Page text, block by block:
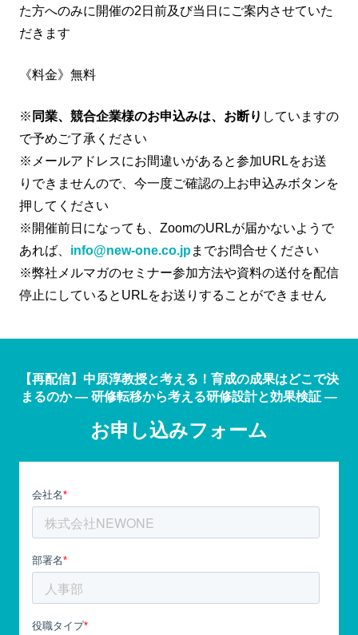
た方へのみに開催の2日前及び当日にご案内させていた
だきます
《料金》無料
※ 同業、競合企業様のお申込みは、お断り していますの
で予めご了承ください
※メールアドレスにお間違いがあると参加URLをお送
りできませんので、今一度ご確認の上お申込みボタンを
押してください
※開催前日になっても、ZoomのURLが届かないようで
あれば、 info@new-one.co.jpまでお問合せください
※弊社メルマガのセミナー参加方法や資料の送付を配信
停止にしているとURLをお送りすることができません
【再配信】中原淳教授と考える！育成の成果はどこで決
まるのか ― 研修転移から考える研修設計と効果検証 ―
お申し込みフォーム